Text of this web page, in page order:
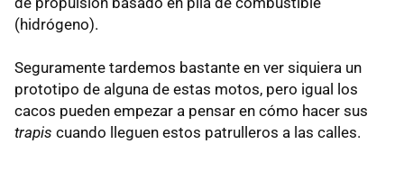
(hidrógeno).
Seguramente tardemos bastante en ver siquiera un
prototipo de alguna de estas motos, pero igual los
cacos pueden empezar a pensar en cómo hacer sus
trapis cuando lleguen estos patrulleros a las calles.